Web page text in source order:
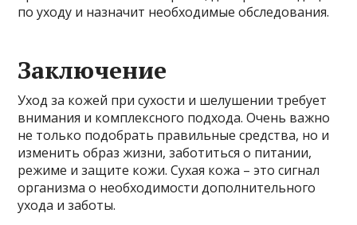
по уходу и назначит необходимые обследования.
Заключение
Уход за кожей при сухости и шелушении требует
внимания и комплексного подхода. Очень важно
не только подобрать правильные средства, но и
изменить образ жизни, заботиться о питании,
режиме и защите кожи. Сухая кожа – это сигнал
организма о необходимости дополнительного
ухода и заботы.